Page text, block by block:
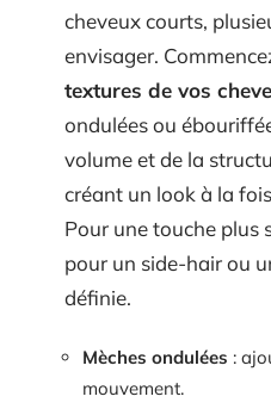
cheveux courts,
envisager.
textures de vos
ondulées ou
volume et de la
créant un look à la
Pour une touche plus
pour un side-hair ou
définie.
Mèches ondulées :
mouvement.